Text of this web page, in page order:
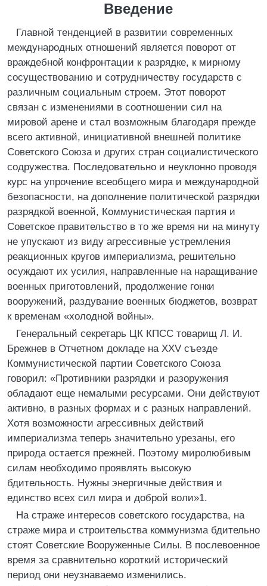
Введение
Главной тенденцией в развитии современных
международных отношений является поворот от
враждебной конфронтации к разрядке, к мирному
сосуществованию и сотрудничеству государств с
различным социальным строем. Этот поворот
связан с изменениями в соотношении сил на
мировой арене и стал возможным благодаря прежде
всего активной, инициативной внешней политике
Советского Союза и других стран социалистического
содружества. Последовательно и неуклонно проводя
курс на упрочение всеобщего мира и международной
безопасности, на дополнение политической разрядки
разрядкой военной, Коммунистическая партия и
Советское правительство в то же время ни на минуту
не упускают из виду агрессивные устремления
реакционных кругов империализма, решительно
осуждают их усилия, направленные на наращивание
военных приготовлений, продолжение гонки
вооружений, раздувание военных бюджетов, возврат
к временам «холодной войны».
Генеральный секретарь ЦК КПСС товарищ Л. И.
Брежнев в Отчетном докладе на XXV съезде
Коммунистической партии Советского Союза
говорил: «Противники разрядки и разоружения
обладают еще немалыми ресурсами. Они действуют
активно, в разных формах и с разных направлений.
Хотя возможности агрессивных действий
империализма теперь значительно урезаны, его
природа остается прежней. Поэтому миролюбивым
силам необходимо проявлять высокую
бдительность. Нужны энергичные действия и
единство всех сил мира и доброй воли»1.
На страже интересов советского государства, на
страже мира и строительства коммунизма бдительно
стоят Советские Вооруженные Силы. В послевоенное
время за сравнительно короткий исторический
период они неузнаваемо изменились.